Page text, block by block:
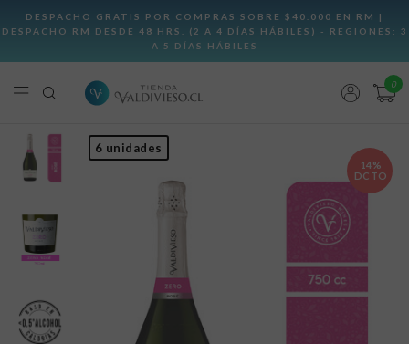
0
6 unidades
14%
DCTO